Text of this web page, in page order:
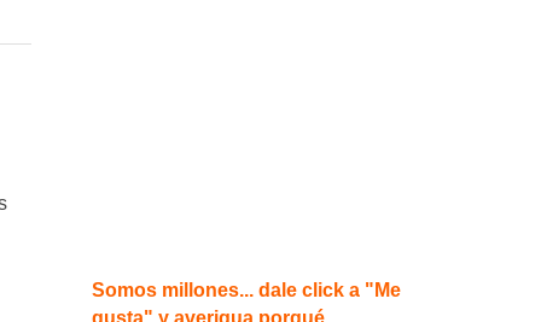
Somos millones... dale click a "Me
gusta" y averigua porqué